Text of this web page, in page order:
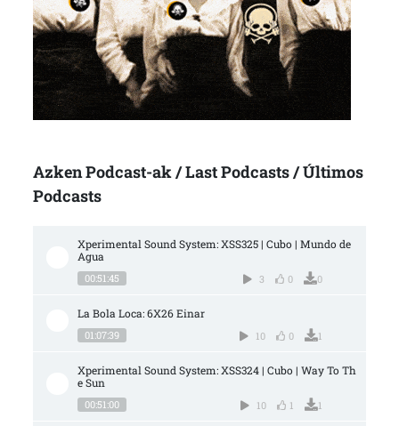
Azken Podcast-ak / Last Podcasts / Últimos
Podcasts
Xperimental Sound System: XSS325 | Cubo | Mundo de
Agua
00:51:45 3 0 0
La Bola Loca: 6X26 Einar
01:07:39 10 0 1
Xperimental Sound System: XSS324 | Cubo | Way To Th
e Sun
00:51:00 10 1 1